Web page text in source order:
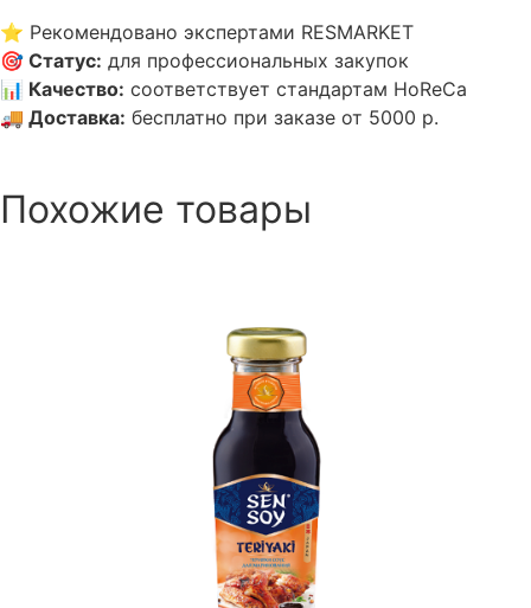
⭐ Рекомендовано экспертами RESMARKET
🎯 Статус: для профессиональных закупок
📊 Качество: соответствует стандартам HoReCa
🚚 Доставка: бесплатно при заказе от 5000 р.
Похожие товары